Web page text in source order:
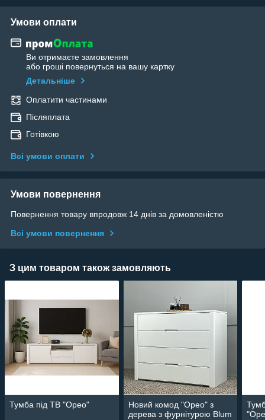
Умови оплати
Ви отримаєте замовлення
або гроші повернуться на вашу картку
Детальніше
Оплатити частинами
Післяплата
Готівкою
Всі умови оплати
Умови повернення
Повернення товару впродовж 14 днів за домовленістю
Всі умови повернення
З цим товаром також замовляють
Тумба під ТВ "Орео"
Новий комод "Орео" з
дерева з фурнітурою Blum